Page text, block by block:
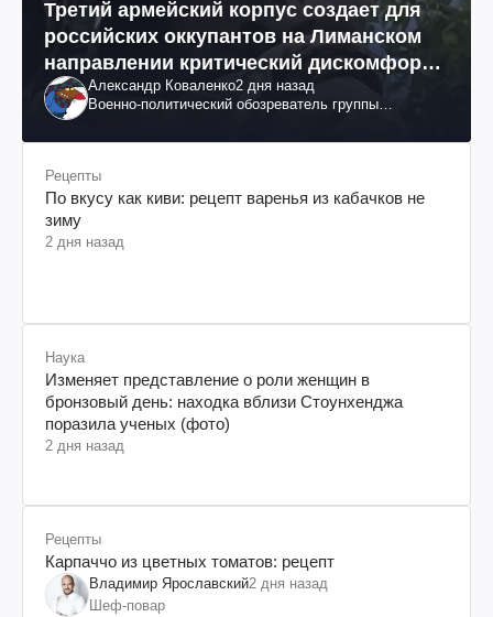
Третий армейский корпус создает для
российских оккупантов на Лиманском
направлении критический дискомфорт:
как это удалось
Александр Коваленко2 дня назад
Военно-политический обозреватель группы
Рецепты
По вкусу как киви: рецепт варенья из кабачков не
зиму
2 дня назад
Наука
Изменяет представление о роли женщин в
бронзовый день: находка вблизи Стоунхенджа
поразила ученых (фото)
2 дня назад
Рецепты
Карпаччо из цветных томатов: рецепт
Владимир Ярославский2 дня назад
Шеф-повар